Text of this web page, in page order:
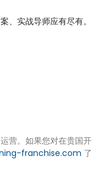
、实战导师应有尽有。
营。如果您对在贵国开
franchise.com 了